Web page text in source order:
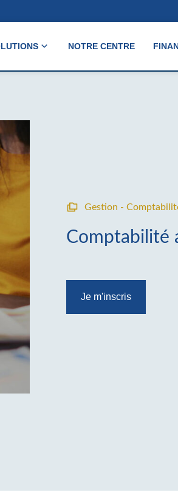
NOTRE CENTRE
Gestion -
Comptabilité
Je m'inscris